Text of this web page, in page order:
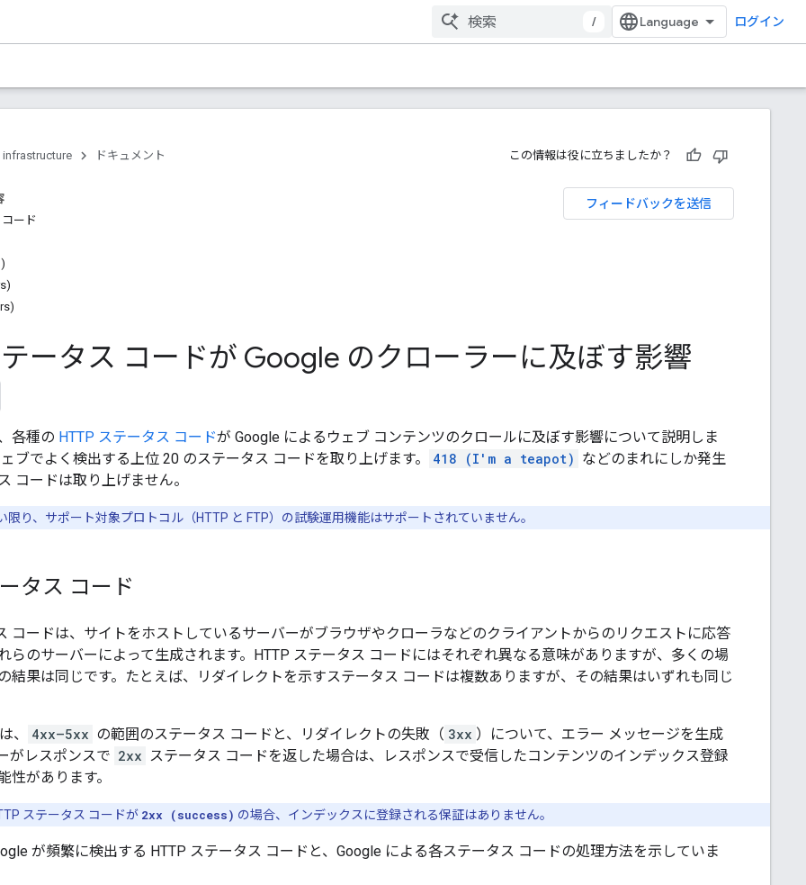
/ ログイン
infrastructure ドキュメント この情報は役に立ちましたか？
フィードバックを送信
コード
テータス コードが Google のクローラーに及ぼす影響
各種の HTTP ステータス コードが Google によるウェブ コンテンツのクロールに及ぼす影響について説明しま
ェブでよく検出する上位 20 のステータス コードを取り上げます。
418 (I'm a teapot) などのまれにしか発生
コードは取り上げません。
限り、サポート対象プロトコル（HTTP と FTP）の試験運用機能はサポートされていません。
ータス コード
コードは、サイトをホストしているサーバーがブラウザやクローラなどのクライアントからのリクエストに応答
らのサーバーによって生成されます。HTTP ステータス コードにはそれぞれ異なる意味がありますが、多くの場
結果は同じです。たとえば、リダイレクトを示すステータス コードは複数ありますが、その結果はいずれも同じ
、 4xx—5xx の範囲のステータス コードと、リダイレクトの失敗（ 3xx ）について、エラー メッセージを生成
がレスポンスで 2xx ステータス コードを返した場合は、レスポンスで受信したコンテンツのインデックス登録
性があります。
ステータス コードが 2xx (success) の場合、インデックスに登録される保証はありません。
が頻繁に検出する HTTP ステータス コードと、Google による各ステータス コードの処理方法を示していま